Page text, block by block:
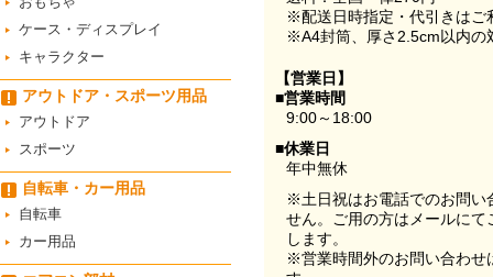
ケース・ディスプレイ
キャラクター
アウトドア・スポーツ用品
アウトドア
スポーツ
自転車・カー用品
自転車
カー用品
※配送日時指定・代引きはご
※A4封筒、厚さ2.5cm以内の
【営業日】
■営業時間
9:00～18:00
■休業日
年中無休
※土日祝はお電話でのお問い
せん。ご用の方はメールに
します。
※営業時間外のお問い合わせ